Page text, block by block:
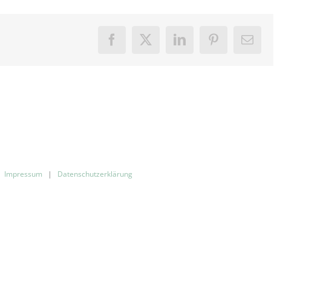
Facebook
X LinkedInPinterest
E-
Impressum | Datenschutzerklärung